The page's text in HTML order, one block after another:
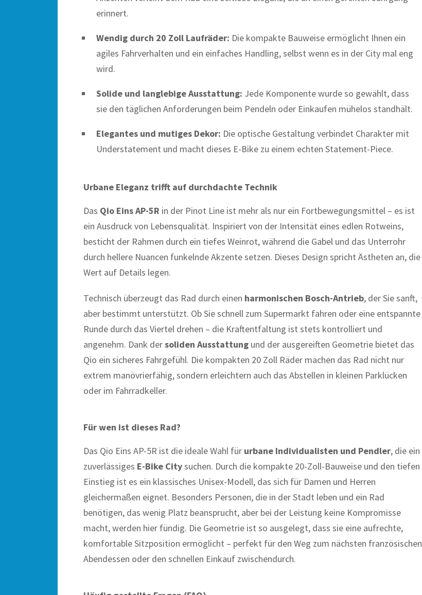
erinnert.
Wendig durch 20 Zoll Laufräder: Die kompakte Bauweise ermöglicht Ihnen ein
agiles Fahrverhalten und ein einfaches Handling, selbst wenn es in der City mal eng
wird.
Solide und langlebige Ausstattung: Jede Komponente wurde so gewählt, dass
sie den täglichen Anforderungen beim Pendeln oder Einkaufen mühelos standhält.
Elegantes und mutiges Dekor: Die optische Gestaltung verbindet Charakter mit
Understatement und macht dieses E-Bike zu einem echten Statement-Piece.
Urbane Eleganz trifft auf durchdachte Technik
Das Qio Eins AP-5R in der Pinot Line ist mehr als nur ein Fortbewegungsmittel – es ist
ein Ausdruck von Lebensqualität. Inspiriert von der Intensität eines edlen Rotweins,
besticht der Rahmen durch ein tiefes Weinrot, während die Gabel und das Unterrohr
durch hellere Nuancen funkelnde Akzente setzen. Dieses Design spricht Ästheten an, die
Wert auf Details legen.
Technisch überzeugt das Rad durch einen harmonischen Bosch-Antrieb, der Sie sanft,
aber bestimmt unterstützt. Ob Sie schnell zum Supermarkt fahren oder eine entspannte
Runde durch das Viertel drehen – die Kraftentfaltung ist stets kontrolliert und
angenehm. Dank dersoliden Ausstattung und der ausgereiften Geometrie bietet das
Qio ein sicheres Fahrgefühl. Die kompakten 20 Zoll Räder machen das Rad nicht nur
extrem manövrierfähig, sondern erleichtern auch das Abstellen in kleinen Parklücken
oder im Fahrradkeller.
Für wen ist dieses Rad?
Das Qio Eins AP-5R ist die ideale Wahl für urbane Individualisten und Pendler, die ein
zuverlässiges E-Bike Citysuchen. Durch die kompakte 20-Zoll-Bauweise und den tiefen
Einstieg ist es ein klassisches Unisex-Modell, das sich für Damen und Herren
gleichermaßen eignet. Besonders Personen, die in der Stadt leben und ein Rad
benötigen, das wenig Platz beansprucht, aber bei der Leistung keine Kompromisse
macht, werden hier fündig. Die Geometrie ist so ausgelegt, dass sie eine aufrechte,
komfortable Sitzposition ermöglicht – perfekt für den Weg zum nächsten französischen
Abendessen oder den schnellen Einkauf zwischendurch.